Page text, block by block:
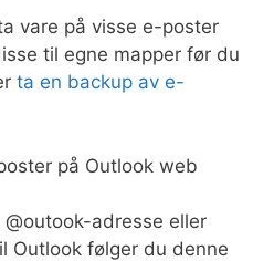
vare på visse e-poster
til egne mapper før du
ta en backup av e-
på Outlook web
adresse eller
Outlook følger du denne